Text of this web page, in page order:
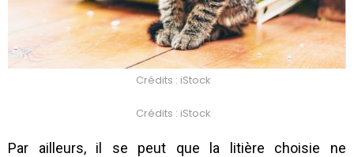
Crédits : iStock
Crédits : iStock
Par ailleurs, il se peut que la litière choisie ne